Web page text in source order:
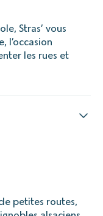
Stras’ vous
l’occasion
les rues et
petites routes,